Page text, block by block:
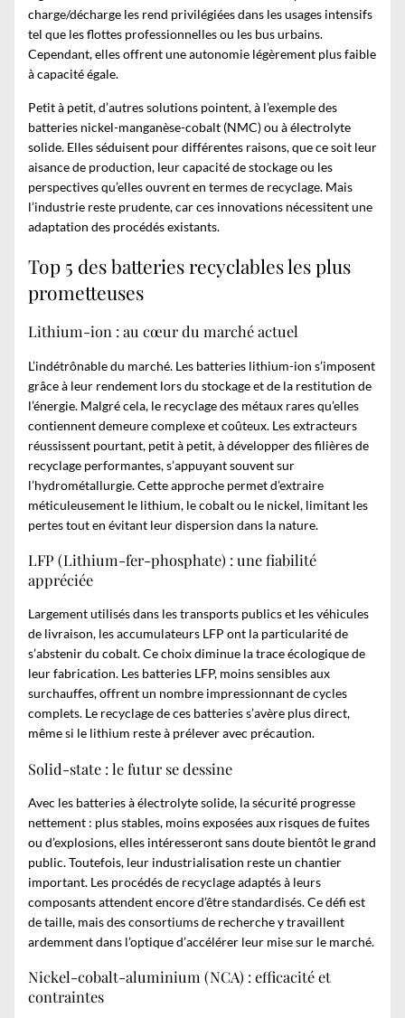
charge/décharge les rend privilégiées dans les usages intensifs
tel que les flottes professionnelles ou les bus urbains.
Cependant, elles offrent une autonomie légèrement plus faible
à capacité égale.
Petit à petit, d’autres solutions pointent, à l’exemple des
batteries nickel-manganèse-cobalt (NMC) ou à électrolyte
solide. Elles séduisent pour différentes raisons, que ce soit leur
aisance de production, leur capacité de stockage ou les
perspectives qu’elles ouvrent en termes de recyclage. Mais
l’industrie reste prudente, car ces innovations nécessitent une
adaptation des procédés existants.
Top 5 des batteries recyclables les plus
prometteuses
Lithium-ion : au cœur du marché actuel
L’indétrônable du marché. Les batteries lithium-ion s’imposent
grâce à leur rendement lors du stockage et de la restitution de
l’énergie. Malgré cela, le recyclage des métaux rares qu’elles
contiennent demeure complexe et coûteux. Les extracteurs
réussissent pourtant, petit à petit, à développer des filières de
recyclage performantes, s’appuyant souvent sur
l’hydrométallurgie. Cette approche permet d’extraire
méticuleusement le lithium, le cobalt ou le nickel, limitant les
pertes tout en évitant leur dispersion dans la nature.
LFP (Lithium-fer-phosphate) : une fiabilité
appréciée
Largement utilisés dans les transports publics et les véhicules
de livraison, les accumulateurs LFP ont la particularité de
s’abstenir du cobalt. Ce choix diminue la trace écologique de
leur fabrication. Les batteries LFP, moins sensibles aux
surchauffes, offrent un nombre impressionnant de cycles
complets. Le recyclage de ces batteries s’avère plus direct,
même si le lithium reste à prélever avec précaution.
Solid-state : le futur se dessine
Avec les batteries à électrolyte solide, la sécurité progresse
nettement : plus stables, moins exposées aux risques de fuites
ou d’explosions, elles intéresseront sans doute bientôt le grand
public. Toutefois, leur industrialisation reste un chantier
important. Les procédés de recyclage adaptés à leurs
composants attendent encore d’être standardisés. Ce défi est
de taille, mais des consortiums de recherche y travaillent
ardemment dans l’optique d’accélérer leur mise sur le marché.
Nickel-cobalt-aluminium (NCA) : efficacité et
contraintes